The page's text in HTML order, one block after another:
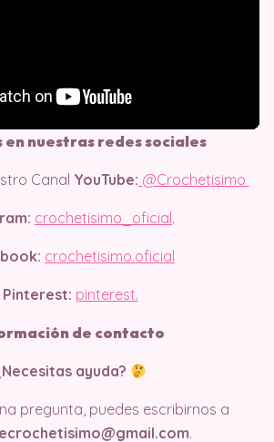
en nuestras redes sociales
Canal YouTube: @Crochetisimo
crochetisimo_oficial .
crochetisimo.oficial
Pinterest: pinterest.
de contacto
ayuda?
pregunta, puedes escribirnos a
.